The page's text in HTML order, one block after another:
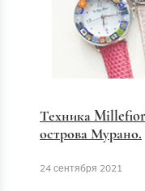
Техника
острова Мурано.
24 сентября 2021